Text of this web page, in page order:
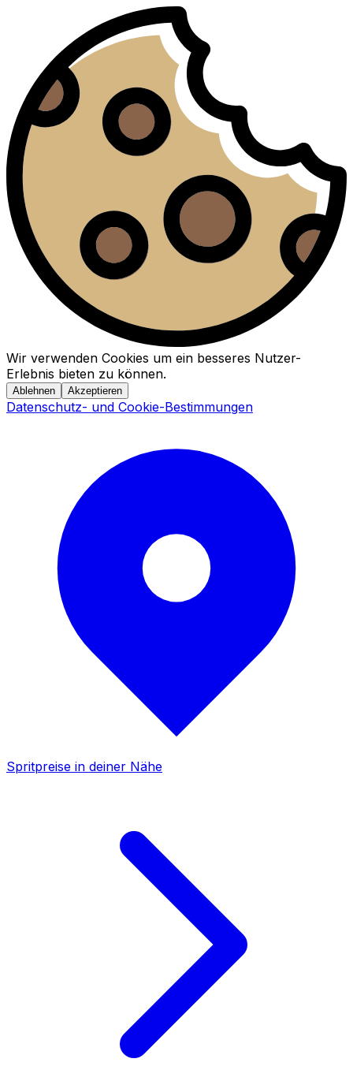
Wir verwenden Cookies um ein besseres Nutzer-
Erlebnis bieten zu können.
Ablehnen Akzeptieren
Datenschutz- und Cookie-Bestimmungen
Spritpreise in deiner Nähe